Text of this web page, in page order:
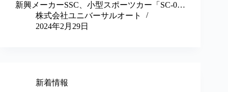
新興メーカーSSC、小型スポーツカー「SC-0…
株式会社ユニバーサルオート
2024年2月29日
新着情報